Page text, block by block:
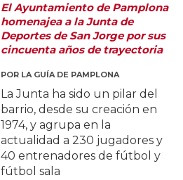
El Ayuntamiento de Pamplona
homenajea a la Junta de
Deportes de San Jorge por sus
cincuenta años de trayectoria
POR LA GUÍA DE PAMPLONA
La Junta ha sido un pilar del
barrio, desde su creación en
1974, y agrupa en la
actualidad a 230 jugadores y
40 entrenadores de fútbol y
fútbol sala